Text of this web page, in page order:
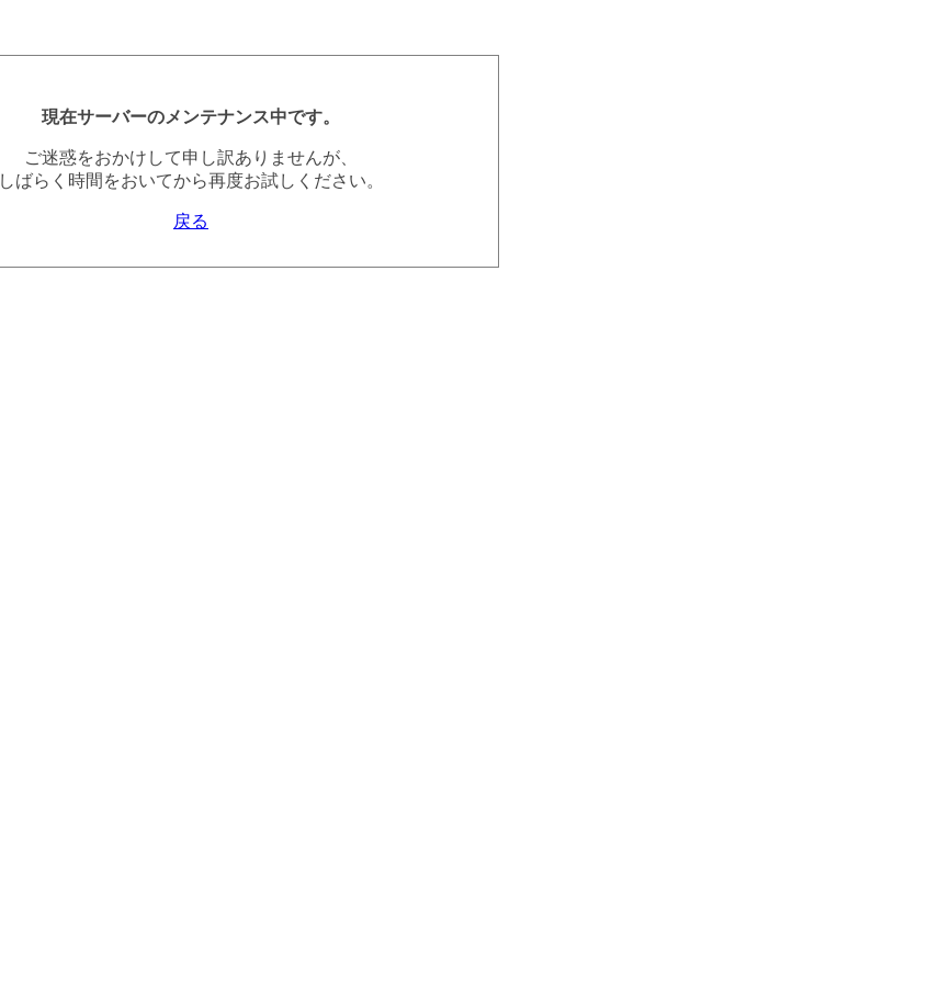
現在サーバーのメンテナンス中です。
ご迷惑をおかけして申し訳ありませんが、
しばらく時間をおいてから再度お試しください。
戻る